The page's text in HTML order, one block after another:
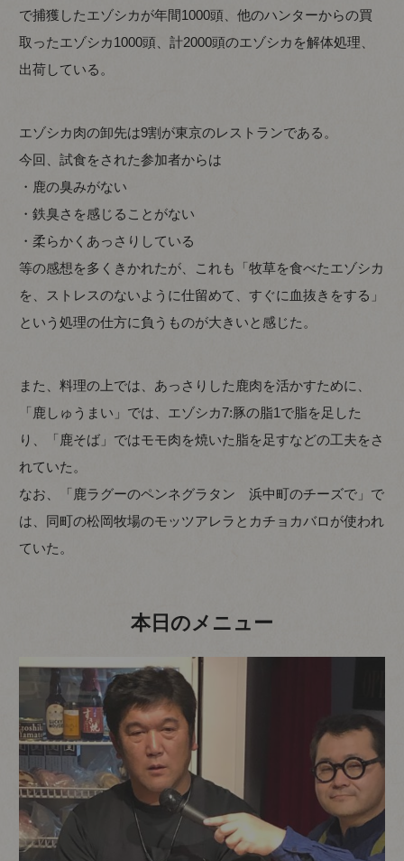
で捕獲したエゾシカが年間1000頭、他のハンターからの買
取ったエゾシカ1000頭、計2000頭のエゾシカを解体処理、
出荷している。
エゾシカ肉の卸先は9割が東京のレストランである。
今回、試食をされた参加者からは
・鹿の臭みがない
・鉄臭さを感じることがない
・柔らかくあっさりしている
等の感想を多くきかれたが、これも「牧草を食べたエゾシカ
を、ストレスのないように仕留めて、すぐに血抜きをする」
という処理の仕方に負うものが大きいと感じた。
また、料理の上では、あっさりした鹿肉を活かすために、
「鹿しゅうまい」では、エゾシカ7:豚の脂1で脂を足した
り、「鹿そば」ではモモ肉を焼いた脂を足すなどの工夫をさ
れていた。
なお、「鹿ラグーのペンネグラタン 浜中町のチーズで」で
は、同町の松岡牧場のモッツアレラとカチョカバロが使われ
ていた。
本日のメニュー